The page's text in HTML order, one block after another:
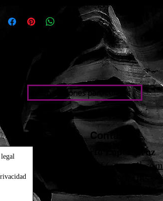
Condiciones particulares
Contacto
Roberto López Cruz
robertolc66@gmail.com